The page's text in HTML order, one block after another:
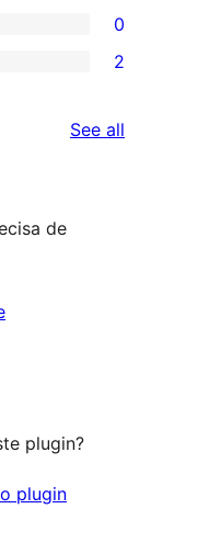
0
2
See all
de
plugin?
plugin